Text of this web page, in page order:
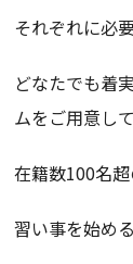
それぞれに必
どなたでも着
ムをご用意し
在籍数100名超
習い事を始め